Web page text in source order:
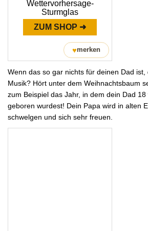
Wettervorhersage-
Sturmglas
ZUM SHOP ➜
♥merken
Wenn das so gar nichts für deinen Dad
Musik? Hört unter dem Weihnachtsbaum
zum Beispiel das Jahr, in dem dein Dad
geboren wurdest! Dein Papa wird in alten
schwelgen und sich sehr freuen.